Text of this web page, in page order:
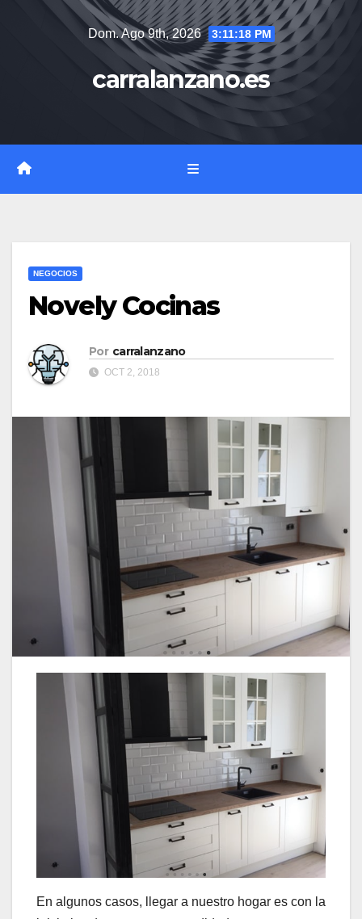
Dom. Ago 9th, 2026 3:11:19 PM
carralanzano.es
NEGOCIOS
Novely Cocinas
Por carralanzano
OCT 2, 2018
En algunos casos, llegar a nuestro hogar es con la